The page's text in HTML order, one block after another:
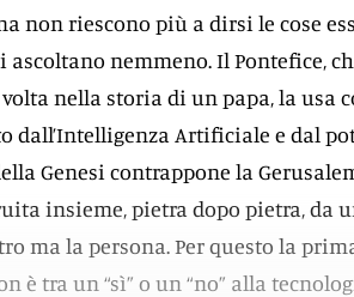
non riescono più a dirsi le cose
ascoltano nemmeno. Il Pontefice,
nella storia di un papa, la usa
dall’Intelligenza Artificiale e dal
Genesi contrappone la
insieme, pietra dopo pietra, da
ma la persona. Per questo la
è tra un “sì” o un “no” alla